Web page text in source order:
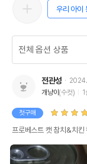
우리 아이
전관성
개냥이 (수컷)
첫구매
프로베스트 캣 참치&치